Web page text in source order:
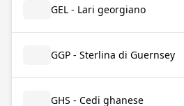
GEL - Lari georgiano
GGP - Sterlina di Guernsey
GHS - Cedi ghanese